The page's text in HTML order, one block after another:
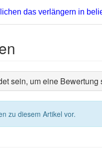
das verlängern in
sein, um eine Bewertung
zu diesem Artikel vor.